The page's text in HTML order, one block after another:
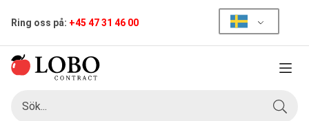
Ring oss på: +45 47 31 46 00
Meny
Sök